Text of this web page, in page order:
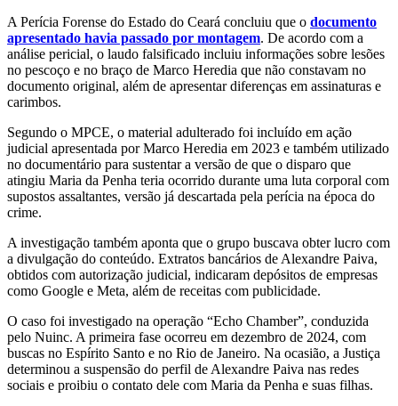
A Perícia Forense do Estado do Ceará concluiu que o documento
apresentado havia passado por montagem. De acordo com a
análise pericial, o laudo falsificado incluiu informações sobre lesões
no pescoço e no braço de Marco Heredia que não constavam no
documento original, além de apresentar diferenças em assinaturas e
carimbos.
Segundo o MPCE, o material adulterado foi incluído em ação
judicial apresentada por Marco Heredia em 2023 e também utilizado
no documentário para sustentar a versão de que o disparo que
atingiu Maria da Penha teria ocorrido durante uma luta corporal com
supostos assaltantes, versão já descartada pela perícia na época do
crime.
A investigação também aponta que o grupo buscava obter lucro com
a divulgação do conteúdo. Extratos bancários de Alexandre Paiva,
obtidos com autorização judicial, indicaram depósitos de empresas
como Google e Meta, além de receitas com publicidade.
O caso foi investigado na operação “Echo Chamber”, conduzida
pelo Nuinc. A primeira fase ocorreu em dezembro de 2024, com
buscas no Espírito Santo e no Rio de Janeiro. Na ocasião, a Justiça
determinou a suspensão do perfil de Alexandre Paiva nas redes
sociais e proibiu o contato dele com Maria da Penha e suas filhas.